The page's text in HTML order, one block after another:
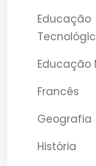
Educação
Educação
Francês
Geografia
História